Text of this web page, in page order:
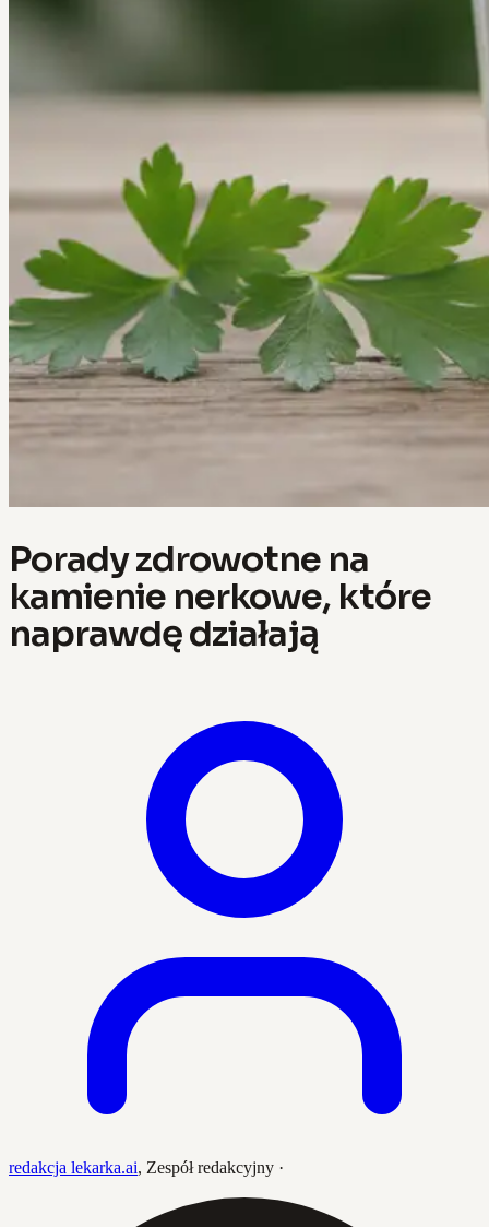
Porady zdrowotne na
kamienie nerkowe, które
naprawdę działają
redakcja lekarka.ai, Zespół redakcyjny ·